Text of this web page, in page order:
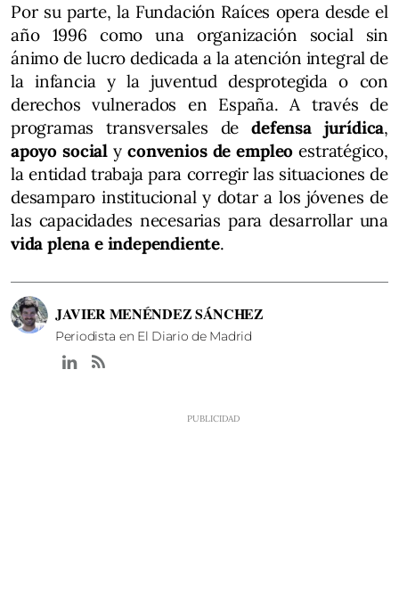
Por su parte, la Fundación Raíces opera desde el
año 1996 como una organización social sin
ánimo de lucro dedicada a la atención integral de
la infancia y la juventud desprotegida o con
derechos vulnerados en España. A través de
programas transversales dedefensa jurídica,
apoyo social yconvenios de empleo estratégico,
la entidad trabaja para corregir las situaciones de
desamparo institucional y dotar a los jóvenes de
las capacidades necesarias para desarrollar una
vida plena e independiente.
JAVIER MENÉNDEZ SÁNCHEZ
Periodista en El Diario de Madrid